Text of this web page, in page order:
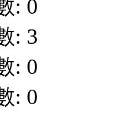
: 0
: 3
: 0
: 0